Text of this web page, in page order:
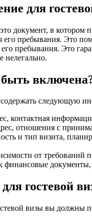
для
документ, в котором
его пребывания. Это
его пребывания. Это
нелегально.
следующую
контактная
отношения с
и тип визита,
от требований
документы,
гостевой
визы вы должны